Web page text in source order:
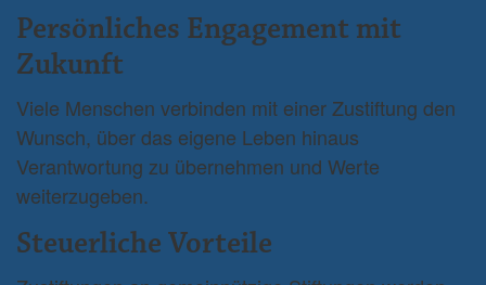
Persönliches Engagement mit
Zukunft
Viele Menschen verbinden mit einer Zustiftung den
Wunsch, über das eigene Leben hinaus
Verantwortung zu übernehmen und Werte
weiterzugeben.
Steuerliche Vorteile